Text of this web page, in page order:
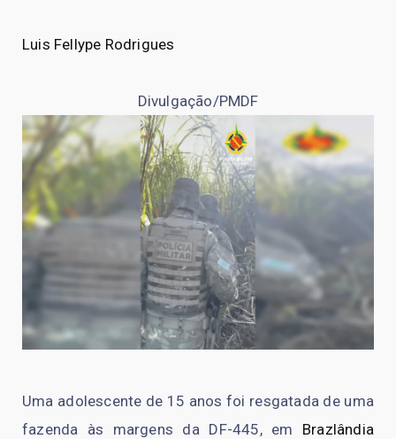
Luis Fellype Rodrigues
Divulgação/PMDF
Uma adolescente de 15 anos foi resgatada de uma
fazenda às margens da DF-445, em Brazlândia